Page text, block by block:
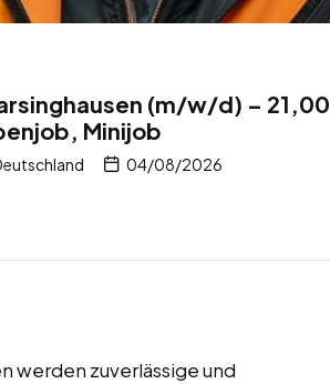
(m/w/d) – 21,00
Minijob
04/08/2026
werden zuverlässige und